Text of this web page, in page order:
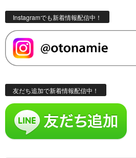
Instagramでも新着情報配信中！
友だち追加で新着情報配信中！